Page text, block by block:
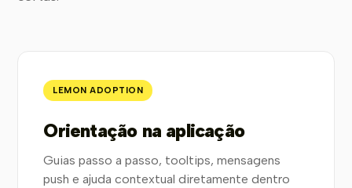
LEMON ADOPTION
Orientação na aplicação
Guias passo a passo, tooltips, mensagens
push e ajuda contextual diretamente dentro